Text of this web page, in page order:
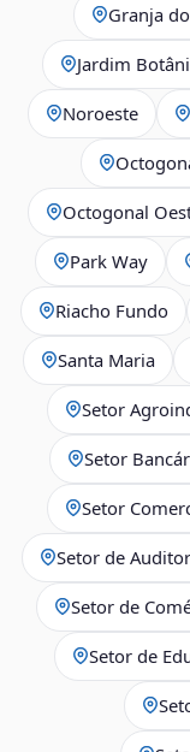
Granja
Jardim
Noroeste
Octogonal
Park Way
Riacho Fundo
Santa Maria
Setor
Setor
Setor
Setor de
Setor de
Setor de